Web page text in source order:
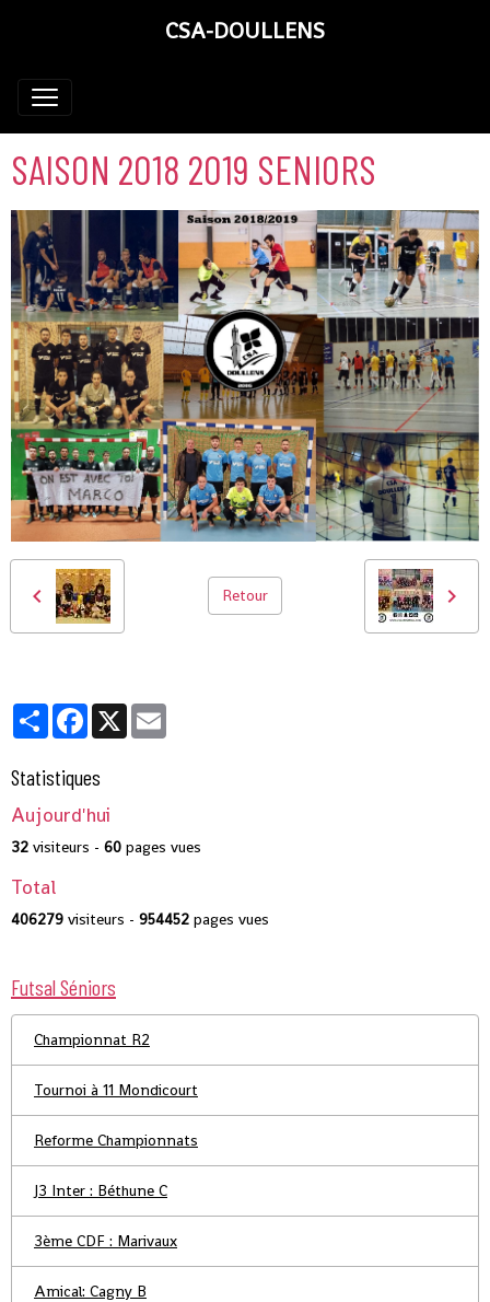
CSA-DOULLENS
SAISON 2018 2019 SENIORS
Retour
PartagerFacebook
X
Statistiques
Aujourd'hui
32 visiteurs - 60 pages vues
Total
406279 visiteurs - 954452 pages vues
Futsal Séniors
Championnat R2
Tournoi à 11 Mondicourt
Reforme Championnats
J3 Inter : Béthune C
3ème CDF : Marivaux
Amical: Cagny B